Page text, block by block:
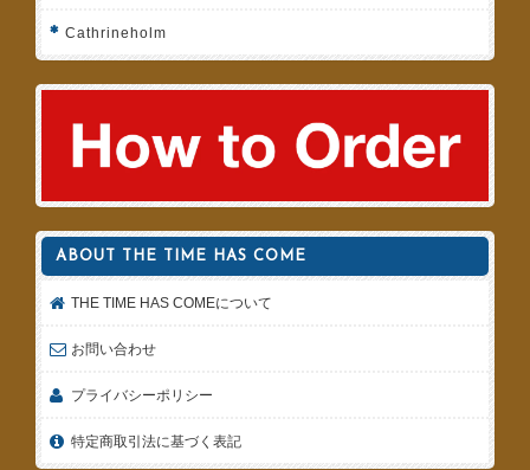
Cathrineholm
ABOUT THE TIME HAS COME
THE TIME HAS COMEについて
お問い合わせ
プライバシーポリシー
特定商取引法に基づく表記